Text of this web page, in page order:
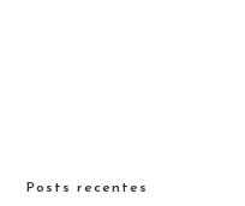
Posts recentes